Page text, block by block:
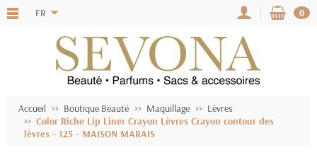
FR 0
Accueil Boutique Beauté Maquillage
Lèvres
Color Riche Lip Liner Crayon Lèvres Crayon contour des
lèvres - 125 - MAISON MARAIS